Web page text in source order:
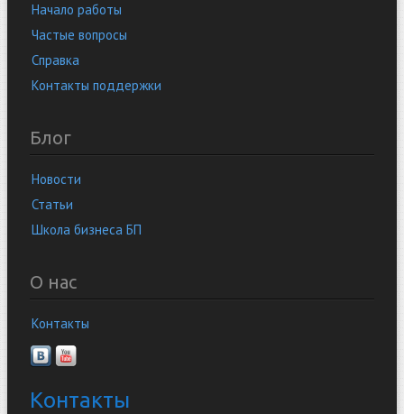
Начало работы
Частые вопросы
Справка
Контакты поддержки
Блог
Новости
Статьи
Школа бизнеса БП
О нас
Контакты
Контакты